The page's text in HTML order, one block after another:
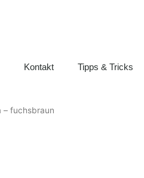
Kontakt Tipps & Tricks
– fuchsbraun